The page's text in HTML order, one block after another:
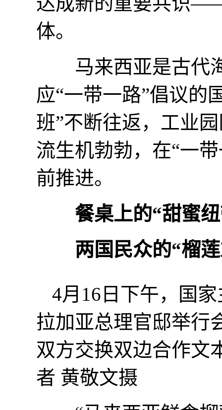
体。
马来西亚是古代海
应“一带一路”倡议的
班”不断往返，工业
流生机勃勃，在“一
前推进。
餐桌上的“甜蜜
两国民众的“榴
4月16日下午，国
拉加亚总理官邸举行
双方交换双边合作文
者 黄敬文摄